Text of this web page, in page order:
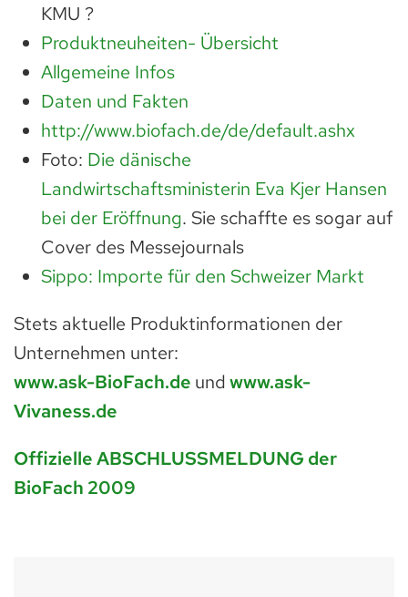
KMU ?
Produktneuheiten- Übersicht
Allgemeine Infos
Daten und Fakten
http://www.biofach.de/de/default.ashx
Foto: Die dänische
Landwirtschaftsministerin Eva Kjer Hansen
bei der Eröffnung. Sie schaffte es sogar auf
Cover des Messejournals
Sippo: Importe für den Schweizer Markt
Stets aktuelle Produktinformationen der
Unternehmen unter:
www.ask-BioFach.de undwww.ask-
Vivaness.de
Offizielle ABSCHLUSSMELDUNG der
BioFach 2009